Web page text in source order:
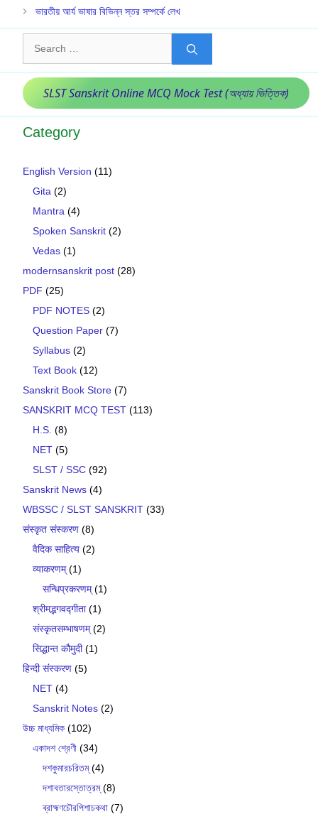
ভারতীয় আর্য ভাষার বিভিন্ন স্তর সম্পর্কে লেখ
for:
SLST Sanskrit Online MCQ Mock Test (অধ্যায় ভিত্তিক)
Category
English Version (11)
Gita (2)
Mantra (4)
Spoken Sanskrit (2)
Vedas (1)
modernsanskrit post (28)
PDF (25)
PDF NOTES (2)
Question Paper (7)
Syllabus (2)
Text Book (12)
Sanskrit Book Store (7)
SANSKRIT MCQ TEST (113)
H.S. (8)
NET (5)
SLST / SSC (92)
Sanskrit News (4)
WBSSC / SLST SANSKRIT (33)
संस्कृत संस्करण (8)
वैदिक साहित्य (2)
व्याकरणम्(1)
सन्धिप्रकरणम्(1)
श्रीमद्भगवद्गीता(1)
संस्कृतसम्भाषणम्(2)
सिद्धान्त कौमुदी(1)
हिन्दी संस्करण (5)
NET (4)
Sanskrit Notes (2)
উচ্চ মাধ্যমিক (102)
একাদশ শ্রেণী (34)
দশকুমারচরিতম্(4)
দশাবতারস্তোত্রম্(8)
ব্রাহ্মণচৌরপিশাচকথা (7)